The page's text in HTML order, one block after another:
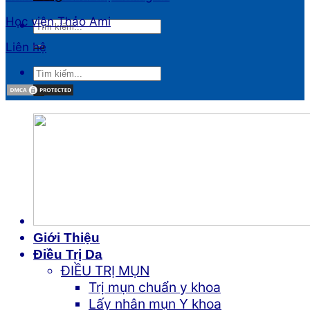
Học viện Thảo Ami
Liên hệ
Giới Thiệu
Điều Trị Da
ĐIỀU TRỊ MỤN
Trị mụn chuẩn y khoa
Lấy nhân mụn Y khoa